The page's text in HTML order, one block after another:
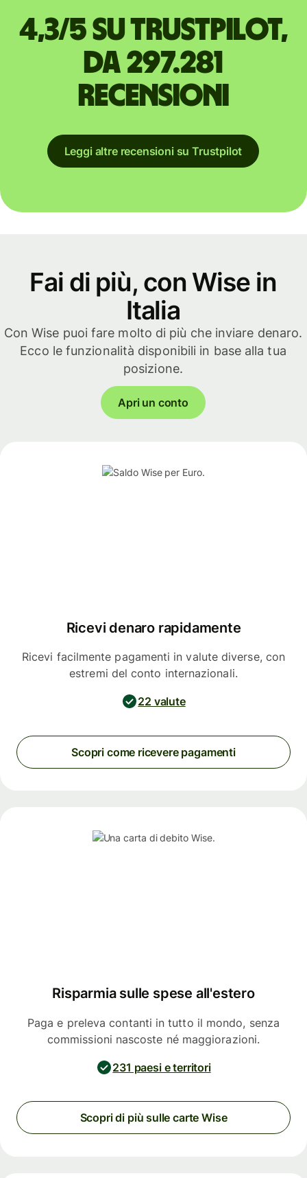
4,3/5 su Trustpilot,
da 297.281
recensioni
Leggi altre recensioni su Trustpilot
Fai di più, con Wise in
Italia
Con Wise puoi fare molto di più che inviare denaro.
Ecco le funzionalità disponibili in base alla tua
posizione.
Apri un conto
Ricevi denaro rapidamente
Ricevi facilmente pagamenti in valute diverse, con
estremi del conto internazionali.
22 valute
Scopri come ricevere pagamenti
Risparmia sulle spese all'estero
Paga e preleva contanti in tutto il mondo, senza
commissioni nascoste né maggiorazioni.
231 paesi e territori
Scopri di più sulle carte Wise